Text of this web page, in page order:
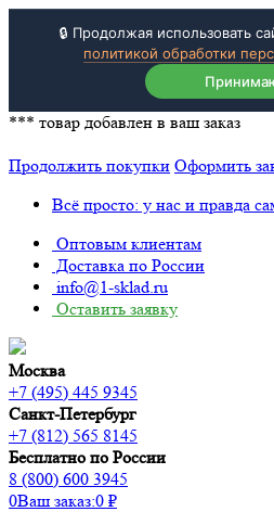
🔒 Продолжая использовать
политикой обработки
*** товар добавлен в ваш заказ
Продолжить покупки Оформить
Всё просто: у нас и правда
Оптовым клиентам
Доставка по России
info@1-sklad.ru
Оставить заявку
Москва
+7 (495) 445 9345
Санкт-Петербург
+7 (812) 565 8145
Бесплатно по России
8 (800) 600 3945
0Ваш заказ:0 ₽